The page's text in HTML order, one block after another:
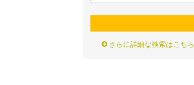
さらに詳細な検索はこちら